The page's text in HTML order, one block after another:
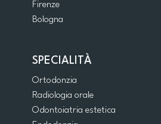
Firenze
Bologna
SPECIALITÀ
Ortodonzia
Radiologia orale
Odontoiatria estetica